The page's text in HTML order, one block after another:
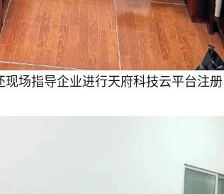
场指导企业进行天府科技云平台注